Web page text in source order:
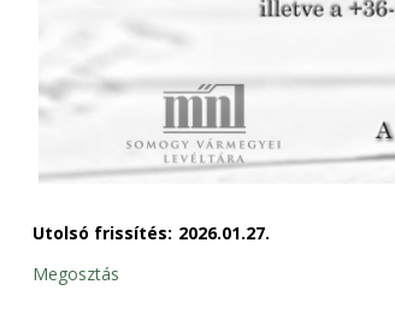
Utolsó frissítés: 2026.01.27.
Megosztás